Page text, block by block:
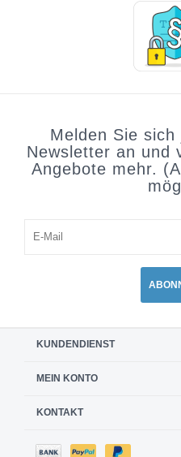
Melden Sie
Newsletter an und
Angebote mehr.
KUNDENDIENST
MEIN KONTO
KONTAKT